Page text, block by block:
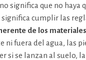
significa que no haya
significa cumplir las
de los materiales
ni fuera del agua, las
si se lanzan al suelo,